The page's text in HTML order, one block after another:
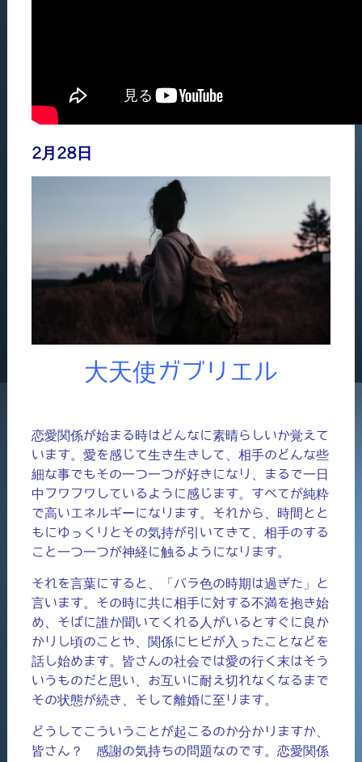
2月28日
大天使ガブリエル
恋愛関係が始まる時はどんなに素晴らしいか覚えて
います。愛を感じて生き生きして、相手のどんな些
細な事でもその一つ一つが好きになり、まるで一日
中フワフワしているように感じます。すべてが純粋
で高いエネルギーになります。それから、時間とと
もにゆっくりとその気持が引いてきて、相手のする
こと一つ一つが神経に触るようになります。
それを言葉にすると、「バラ色の時期は過ぎた」と
言います。その時に共に相手に対する不満を抱き始
め、そばに誰か聞いてくれる人がいるとすぐに良か
かりし頃のことや、関係にヒビが入ったことなどを
話し始めます。皆さんの社会では愛の行く末はそう
いうものだと思い、お互いに耐え切れなくなるまで
その状態が続き、そして離婚に至ります。
どうしてこういうことが起こるのか分かりますか、
皆さん？ 感謝の気持ちの問題なのです。恋愛関係